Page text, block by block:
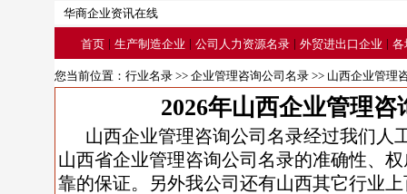
华商企业资讯在线
首页 | 生产制造企业 | 公司人力资源名录 | 外贸进出口企业 | 各
您当前位置： 行业名录 >> 企业管理咨询公司名录 >> 山西企业管理
2026年山西企业管理咨
山西企业管理咨询公司名录经过我们人
山西省企业管理咨询公司名录的准确性、
靠的保证。另外我公司还有山西其它行业